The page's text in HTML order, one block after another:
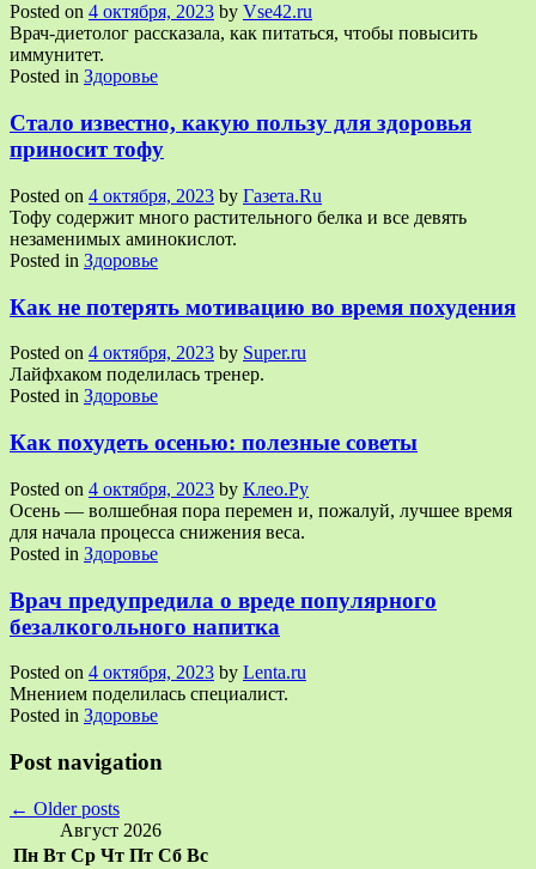
Posted on 4 октября, 2023 by Vse42.ru
Врач-диетолог рассказала, как питаться, чтобы повысить
иммунитет.
Posted in Здоровье
Стало известно, какую пользу для здоровья
приносит тофу
Posted on 4 октября, 2023 by Газета.Ru
Тофу содержит много растительного белка и все девять
незаменимых аминокислот.
Posted in Здоровье
Как не потерять мотивацию во время похудения
Posted on 4 октября, 2023 by Super.ru
Лайфхаком поделилась тренер.
Posted in Здоровье
Как похудеть осенью: полезные советы
Posted on 4 октября, 2023 by Клео.Ру
Осень — волшебная пора перемен и, пожалуй, лучшее время
для начала процесса снижения веса.
Posted in Здоровье
Врач предупредила о вреде популярного
безалкогольного напитка
Posted on 4 октября, 2023 by Lenta.ru
Мнением поделилась специалист.
Posted in Здоровье
Post navigation
← Older posts
Август 2026
Пн Вт Ср Чт Пт Сб Вс